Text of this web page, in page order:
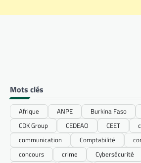
Mots clés
Afrique ANPE Burkina Faso
CDK Group
CEDEAO CEET
communication
Comptabilité
concours
crime Cybersécurité